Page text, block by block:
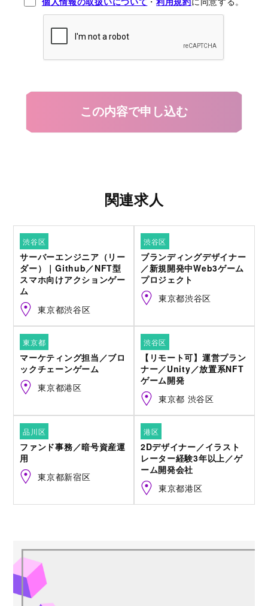
関連求人
渋谷区
サーバーエンジニア（リー
ダー）｜Github／NFT型
スマホ向けアクションゲー
ム
東京都渋谷区
渋谷区
ブランディングデザイナー
／新規開発中Web3ゲーム
プロジェクト
東京都渋谷区
東京都
マーケティング担当／ブロ
ックチェーンゲーム
東京都港区
渋谷区
【リモート可】運営プラン
ナー／Unity／放置系NFT
ゲーム開発
東京都 渋谷区
品川区
ファンド事務／暗号資産運
用
東京都新宿区
港区
2Dデザイナー／イラスト
レーター経験3年以上／ゲ
ーム開発会社
東京都港区